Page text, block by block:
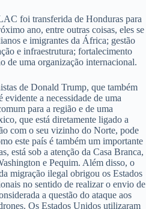
foi transferida de Honduras para
ano, entre outras coisas, eles se
e imigrantes da África; gestão
e infraestrutura; fortalecimento
de uma organização internacional.
de Donald Trump, que também
evidente a necessidade de uma
para a região e de uma
que está diretamente ligado a
com o seu vizinho do Norte, pode
este país é também um importante
está sob a atenção da Casa Branca,
e Pequim. Além disso, o
migração ilegal obrigou os Estados
no sentido de realizar o envio de
a questão do ataque aos
Os Estados Unidos utilizaram